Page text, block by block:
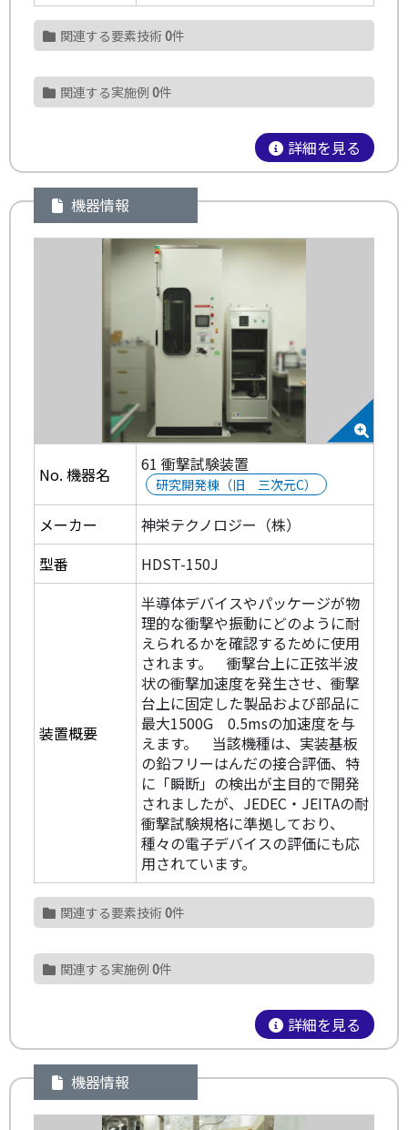
関連する要素技術0件
関連する実施例 0件
詳細を見る
機器情報
No. 機器名 61 衝撃試験装置
研究開発棟（旧 三次元C）
メーカー
神栄テクノロジー（株）
型番
HDST-150J
装置概要
半導体デバイスやパッケージが物
理的な衝撃や振動にどのように耐
えられるかを確認するために使用
されます。 衝撃台上に正弦半波
状の衝撃加速度を発生させ、衝撃
台上に固定した製品および部品に
最大1500G 0.5msの加速度を与
えます。 当該機種は、実装基板
の鉛フリーはんだの接合評価、特
に「瞬断」の検出が主目的で開発
されましたが、JEDEC・JEITAの耐
衝撃試験規格に準拠しており、
種々の電子デバイスの評価にも応
用されています。
関連する要素技術0件
関連する実施例 0件
詳細を見る
機器情報